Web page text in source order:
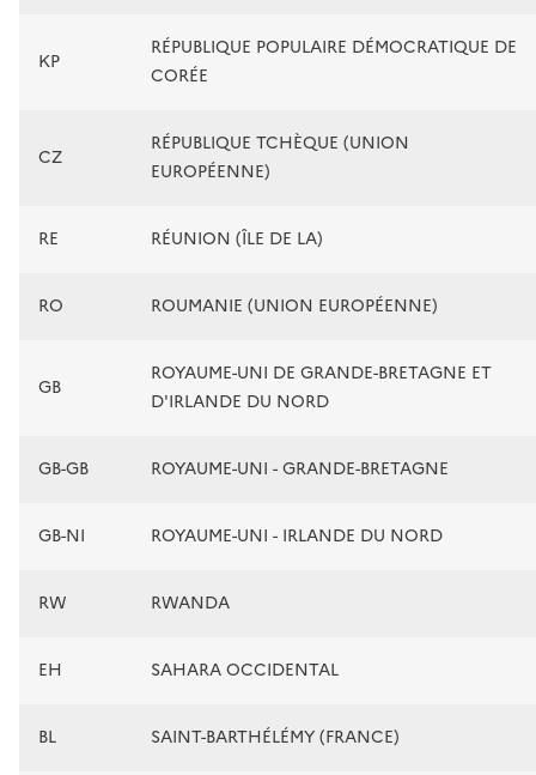
KP
RÉPUBLIQUE POPULAIRE DÉMOCRATIQUE DE
CORÉE
CZ
RÉPUBLIQUE TCHÈQUE (UNION
EUROPÉENNE)
RE RÉUNION (ÎLE DE LA)
RO ROUMANIE (UNION EUROPÉENNE)
GB
ROYAUME-UNI DE GRANDE-BRETAGNE ET
D'IRLANDE DU NORD
GB-GB ROYAUME-UNI - GRANDE-BRETAGNE
GB-NI ROYAUME-UNI - IRLANDE DU NORD
RW RWANDA
EH SAHARA OCCIDENTAL
BL SAINT-BARTHÉLÉMY (FRANCE)